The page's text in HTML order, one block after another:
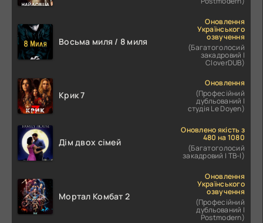
Восьма миля / 8 миля
Оновлення
Українського
озвучення
(Багатоголосий
закадровий |
CloverDUB)
Крик 7
Оновлення
(Професійний
дубльований |
студія Le Doyen)
Дім двох сімей
Оновлено якість з
480 на 1080
(Багатоголосий
закадровий | ТВ-І)
Мортал Комбат 2
Оновлення
Українського
озвучення
(Професійний
дубльований |
Postmodern)